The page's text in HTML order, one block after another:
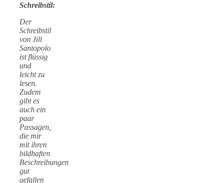
Schreibstil:
Der
Schreibstil
von Jill
Santopolo
ist flüssig
und
leicht zu
lesen.
Zudem
gibt es
auch ein
paar
Passagen,
die mir
mit ihren
bildhaften
Beschreibungen
gut
gefallen